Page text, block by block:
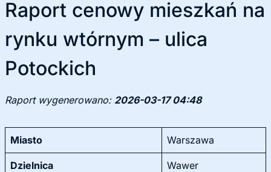
Raport cenowy mieszkań na
rynku wtórnym – ulica
Potockich
Raport wygenerowano: 2026-03-17 04:48
Miasto Warszawa
Dzielnica Wawer